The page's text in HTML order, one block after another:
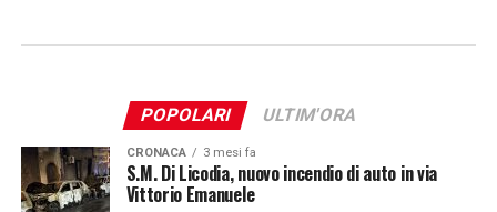
POPOLARI ULTIM'ORA
CRONACA 3 mesi fa
S.M. Di Licodia, nuovo incendio di auto in via
Vittorio Emanuele